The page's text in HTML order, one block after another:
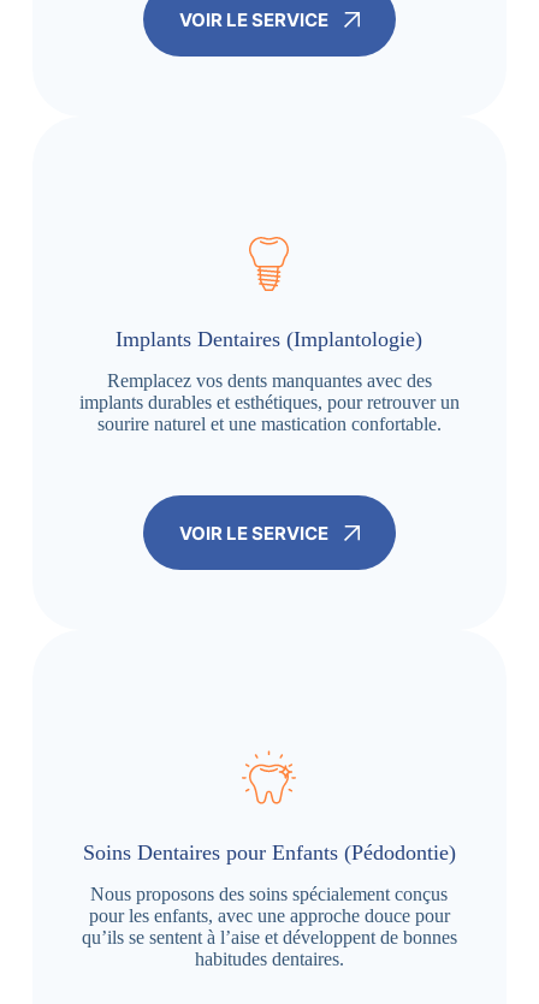
VOIR LE SERVICE
Implants Dentaires (Implantologie)
Remplacez vos dents manquantes avec des
implants durables et esthétiques, pour retrouver un
sourire naturel et une mastication confortable.
VOIR LE SERVICE
Soins Dentaires pour Enfants (Pédodontie)
Nous proposons des soins spécialement conçus
pour les enfants, avec une approche douce pour
qu’ils se sentent à l’aise et développent de bonnes
habitudes dentaires.